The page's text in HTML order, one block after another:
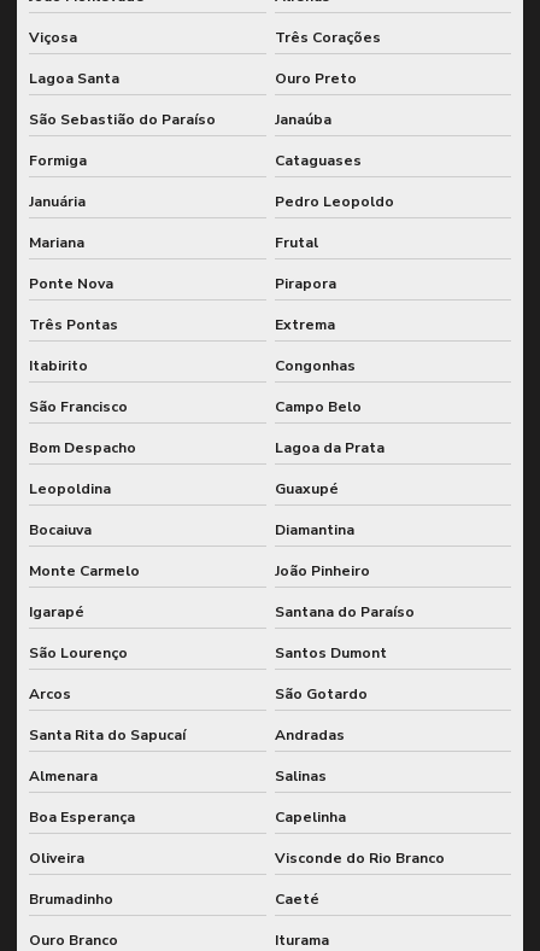
Redução de custos de manutenção
Serviço de confiabilidade lcc
Serviço de engenharia de confiabilidade
Serviço de planejamento de paradas para corrente crítica
Sistema de monitoramento em tempo real
Termografia infravermelha industrial
Ultrassom end
Ultrassom ensaio não destrutivo
Viçosa Três Corações
Lagoa Santa Ouro Preto
São Sebastião do Paraíso Janaúba
Formiga Cataguases
Januária Pedro Leopoldo
Mariana Frutal
Ponte Nova Pirapora
Três Pontas Extrema
Itabirito Congonhas
São Francisco Campo Belo
Bom Despacho Lagoa da Prata
Leopoldina Guaxupé
Bocaiuva Diamantina
Monte Carmelo João Pinheiro
Igarapé Santana do Paraíso
São Lourenço Santos Dumont
Arcos São Gotardo
Santa Rita do Sapucaí Andradas
Almenara Salinas
Boa Esperança Capelinha
Oliveira Visconde do Rio Branco
Brumadinho Caeté
Ouro Branco Iturama